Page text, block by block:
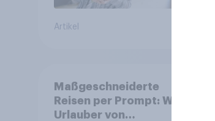
Artikel
Maßgeschneiderte
Reisen per Prompt: Was
Urlauber von